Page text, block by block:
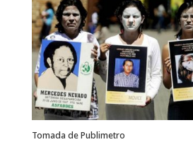
Tomada de Publimetro